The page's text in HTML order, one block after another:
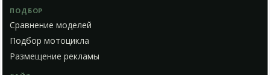
ПОДБОР
Сравнение моделей
Подбор мотоцикла
Размещение рекламы